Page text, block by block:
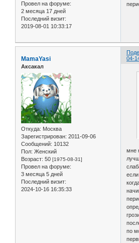
Провел на форуме:
2 месяца 17 дней
Последний визит:
2019-08-01 10:33:17
04-
MamaYasi
Аксакал
Откуда: Москва
Зарегистрирован: 2011-09-06
Сообщений: 10132
Пол: Женский
Возраст: 50 [1975-08-31]
Провел на форуме:
3 месяца 5 дней
Последний визит:
2024-10-16 16:35:33
мне
по